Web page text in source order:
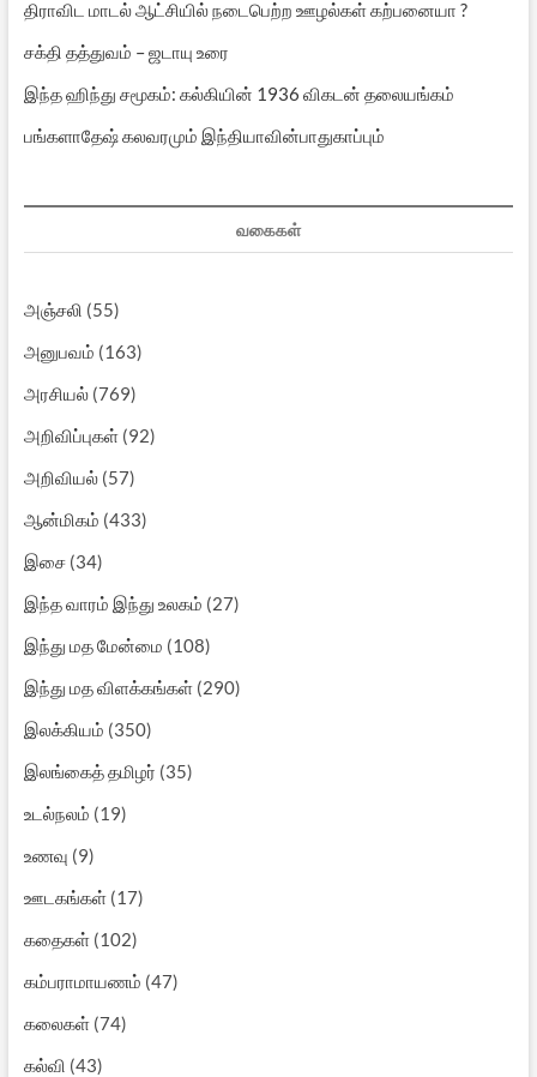
திராவிட மாடல் ஆட்சியில் நடைபெற்ற ஊழல்கள் கற்பனையா ?
சக்தி தத்துவம் – ஜடாயு உரை
இந்த ஹிந்து சமூகம்: கல்கியின் 1936 விகடன் தலையங்கம்
பங்களாதேஷ் கலவரமும் இந்தியாவின்பாதுகாப்பும்
வகைகள்
அஞ்சலி (55)
அனுபவம் (163)
அரசியல்(769)
அறிவிப்புகள்(92)
அறிவியல்(57)
ஆன்மிகம் (433)
இசை(34)
இந்த வாரம் இந்து உலகம் (27)
இந்து மத மேன்மை (108)
இந்து மத விளக்கங்கள்(290)
இலக்கியம் (350)
இலங்கைத் தமிழர் (35)
உடல்நலம் (19)
உணவு (9)
ஊடகங்கள்(17)
கதைகள்(102)
கம்பராமாயணம் (47)
கலைகள்(74)
கல்வி (43)